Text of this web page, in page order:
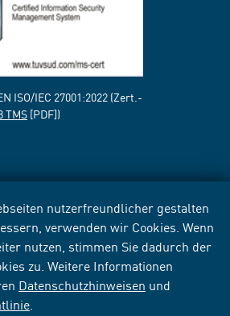
nutzerfreundlicher gestalten
verwenden wir Cookies. Wenn
nutzen, stimmen Sie dadurch der
zu. Weitere Informationen
Datenschutzhinweisen und
ISO/IEC 27001:2022 (Zert.-
TMS[PDF])